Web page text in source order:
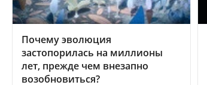
Почему эволюция
застопорилась на миллионы
лет, прежде чем внезапно
возобновиться?